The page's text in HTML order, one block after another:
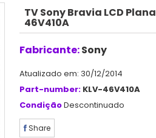
TV Sony Bravia LCD
46V410A
Fabricante:Sony
Atualizado em: 30/12/2014
Part-number: KLV-46V410A
CondiçãoDescontinuado
Share